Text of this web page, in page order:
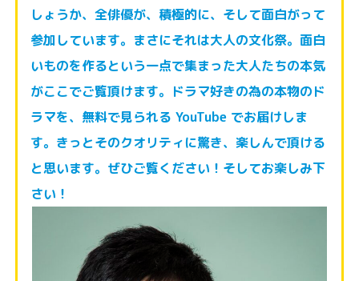
しょうか、全俳優が、積極的に、そして面白がって
参加しています。まさにそれは大人の文化祭。面白
いものを作るという一点で集まった大人たちの本気
がここでご覧頂けます。ドラマ好きの為の本物のド
ラマを、無料で見られる YouTube でお届けしま
す。きっとそのクオリティに驚き、楽しんで頂ける
と思います。ぜひご覧ください！そしてお楽しみ下
さい！